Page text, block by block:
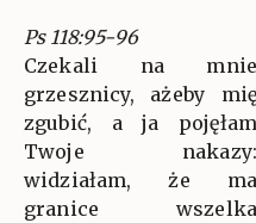
Ps 118:95-96
Czekali na mnie
grzesznicy, ażeby mię
zgubić, a ja pojęłam
Twoje nakazy:
widziałam, że ma
granice wszelka